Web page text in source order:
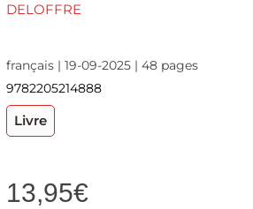
DELOFFRE
français | 19-09-2025 | 48 pages
9782205214888
Livre
13,95€